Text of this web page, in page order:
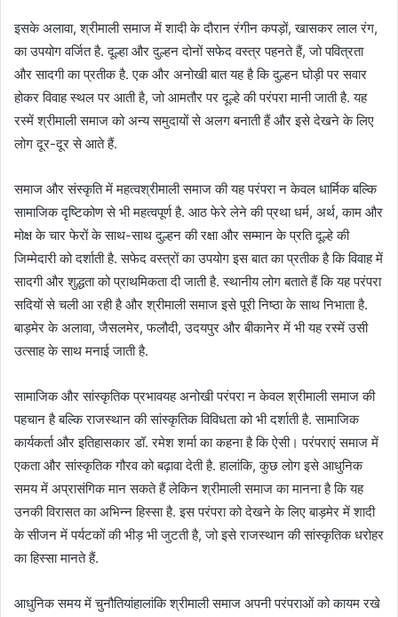
इसके अलावा, श्रीमाली समाज में शादी के दौरान रंगीन कपड़ों, खासकर लाल रंग,
का उपयोग वर्जित है. दूल्हा और दुल्हन दोनों सफेद वस्त्र पहनते हैं, जो पवित्रता
और सादगी का प्रतीक है. एक और अनोखी बात यह है कि दुल्हन घोड़ी पर सवार
होकर विवाह स्थल पर आती है, जो आमतौर पर दूल्हे की परंपरा मानी जाती है. यह
रस्में श्रीमाली समाज को अन्य समुदायों से अलग बनाती हैं और इसे देखने के लिए
लोग दूर-दूर से आते हैं.
समाज और संस्कृति में महत्वश्रीमाली समाज की यह परंपरा न केवल धार्मिक बल्कि
सामाजिक दृष्टिकोण से भी महत्वपूर्ण है. आठ फेरे लेने की प्रथा धर्म, अर्थ, काम और
मोक्ष के चार फेरों के साथ-साथ दुल्हन की रक्षा और सम्मान के प्रति दूल्हे की
जिम्मेदारी को दर्शाती है. सफेद वस्त्रों का उपयोग इस बात का प्रतीक है कि विवाह में
सादगी और शुद्धता को प्राथमिकता दी जाती है. स्थानीय लोग बताते हैं कि यह परंपरा
सदियों से चली आ रही है और श्रीमाली समाज इसे पूरी निष्ठा के साथ निभाता है.
बाड़मेर के अलावा, जैसलमेर, फलौदी, उदयपुर और बीकानेर में भी यह रस्में उसी
उत्साह के साथ मनाई जाती है.
सामाजिक और सांस्कृतिक प्रभावयह अनोखी परंपरा न केवल श्रीमाली समाज की
पहचान है बल्कि राजस्थान की सांस्कृतिक विविधता को भी दर्शाती है. सामाजिक
कार्यकर्ता और इतिहासकार डॉ. रमेश शर्मा का कहना है कि ऐसी। परंपराएं समाज में
एकता और सांस्कृतिक गौरव को बढ़ावा देती है. हालांकि, कुछ लोग इसे आधुनिक
समय में अप्रासंगिक मान सकते हैं लेकिन श्रीमाली समाज का मानना है कि यह
उनकी विरासत का अभिन्न हिस्सा है. इस परंपरा को देखने के लिए बाड़मेर में शादी
के सीजन में पर्यटकों की भीड़ भी जुटती है, जो इसे राजस्थान की सांस्कृतिक धरोहर
का हिस्सा मानते हैं.
आधुनिक समय में चुनौतियांहालांकि श्रीमाली समाज अपनी परंपराओं को कायम रखे